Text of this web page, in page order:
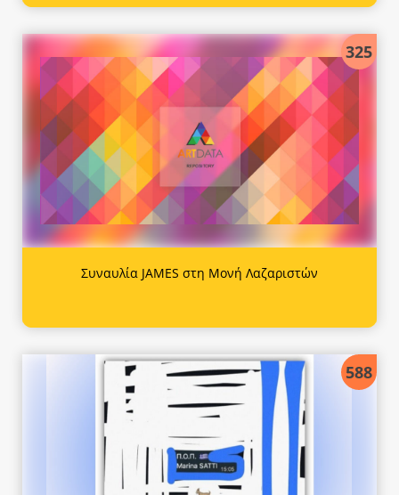
325
Συναυλία JAMES στη Μονή Λαζαριστών
588